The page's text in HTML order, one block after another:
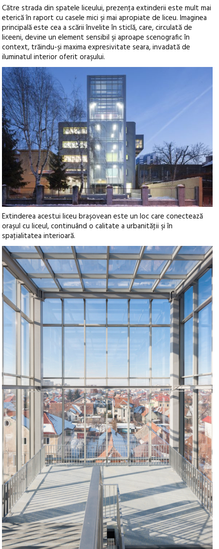
Către strada din spatele liceului, prezenţa extinderii este mult mai
eterică în raport cu casele mici şi mai apropiate de liceu. Imaginea
principală este cea a scării învelite în sticlă, care, circulată de
liceeni, devine un element sensibil şi aproape scenografic în
context, trăindu-şi maxima expresivitate seara, invadată de
iluminatul interior oferit oraşului.
Extinderea acestui liceu braşovean este un loc care conectează
oraşul cu liceul, continuând o calitate a urbanităţii şi în
spaţialitatea interioară.